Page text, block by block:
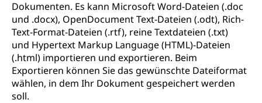
Dokumenten. Es kann Microsoft Word-Dateien (.doc
und .docx), OpenDocument Text-Dateien (.odt), Rich-
Text-Format-Dateien (.rtf), reine Textdateien (.txt)
und Hypertext Markup Language (HTML)-Dateien
(.html) importieren und exportieren. Beim
Exportieren können Sie das gewünschte Dateiformat
wählen, in dem Ihr Dokument gespeichert werden
soll.